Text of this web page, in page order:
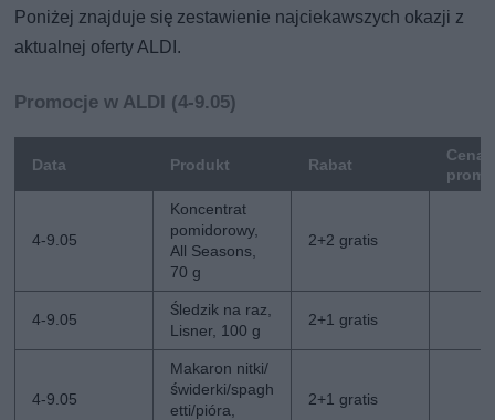
Poniżej znajduje się zestawienie najciekawszych okazji z
aktualnej oferty ALDI.
Promocje w ALDI (4-9.05)
Data Produkt Rabat
Cena
4-9.05
Koncentrat
pomidorowy,
All Seasons,
70 g
2+2 gratis
4-9.05
Śledzik na raz,
Lisner, 100 g
2+1 gratis
4-9.05
Makaron nitki/
świderki/spagh
etti/pióra,
2+1 gratis